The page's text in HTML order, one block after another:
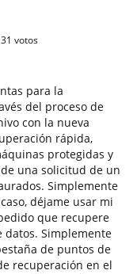
31 votos
para la
del proceso de
con la nueva
rápida,
protegidas y
una solicitud de un
Simplemente
déjame usar mi
que recupere
datos. Simplemente
de puntos de
recuperación en el